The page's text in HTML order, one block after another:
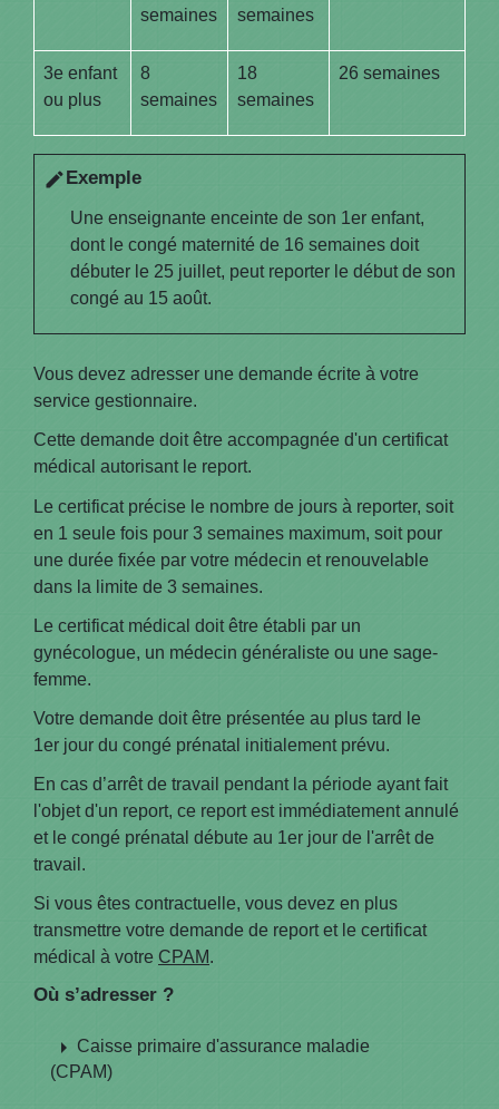
semaines
semaines
3e enfant
ou plus
8
semaines
18
semaines
26 semaines
editExemple
Une enseignante enceinte de son 1er enfant,
dont le congé maternité de 16 semaines doit
débuter le 25 juillet, peut reporter le début de son
congé au 15 août.
Vous devez adresser une demande écrite à votre
service gestionnaire.
Cette demande doit être accompagnée d'un certificat
médical autorisant le report.
Le certificat précise le nombre de jours à reporter, soit
en 1 seule fois pour 3 semaines maximum, soit pour
une durée fixée par votre médecin et renouvelable
dans la limite de 3 semaines.
Le certificat médical doit être établi par un
gynécologue, un médecin généraliste ou une sage-
femme.
Votre demande doit être présentée au plus tard le
1er jour du congé prénatal initialement prévu.
En cas d’arrêt de travail pendant la période ayant fait
l'objet d'un report, ce report est immédiatement annulé
et le congé prénatal débute au 1er jour de l'arrêt de
travail.
Si vous êtes contractuelle, vous devez en plus
transmettre votre demande de report et le certificat
médical à votre CPAM.
Où s’adresser ?
arrow_right Caisse primaire d'assurance maladie
(CPAM)